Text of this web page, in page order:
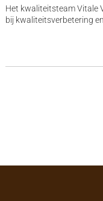
Het kwaliteitsteam Vitale
bij kwaliteitsverbetering